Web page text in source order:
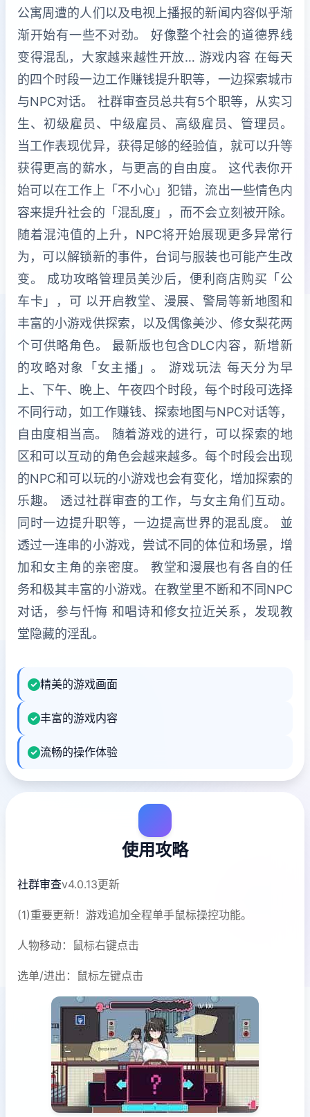
公寓周遭的人们以及电视上播报的新闻内容似乎渐
渐开始有一些不对劲。 好像整个社会的道德界线
变得混乱，大家越来越性开放… 游戏内容 在每天
的四个时段一边工作赚钱提升职等，一边探索城市
与NPC对话。 社群审查员总共有5个职等，从实习
生、初级雇员、中级雇员、高级雇员、管理员。
当工作表现优异，获得足够的经验值，就可以升等
获得更高的薪水，与更高的自由度。 这代表你开
始可以在工作上「不小心」犯错，流出一些情色内
容来提升社会的「混乱度」，而不会立刻被开除。
随着混沌值的上升，NPC将开始展现更多异常行
为，可以解锁新的事件，台词与服装也可能产生改
变。 成功攻略管理员美沙后，便利商店购买「公
车卡」，可 以开启教堂、漫展、警局等新地图和
丰富的小游戏供探索，以及偶像美沙、修女梨花两
个可供略角色。 最新版也包含DLC内容，新增新
的攻略对象「女主播」。 游戏玩法 每天分为早
上、下午、晚上、午夜四个时段，每个时段可选择
不同行动，如工作赚钱、探索地图与NPC对话等，
自由度相当高。 随着游戏的进行，可以探索的地
区和可以互动的角色会越来越多。每个时段会出现
的NPC和可以玩的小游戏也会有变化，增加探索的
乐趣。 透过社群审查的工作，与女主角们互动。
同时一边提升职等，一边提高世界的混乱度。 並
透过一连串的小游戏，尝试不同的体位和场景，增
加和女主角的亲密度。 教堂和漫展也有各自的任
务和极其丰富的小游戏。在教堂里不断和不同NPC
对话，参与忏悔 和唱诗和修女拉近关系，发现教
堂隐藏的淫乱。
精美的游戏画面
丰富的游戏内容
流畅的操作体验
使用攻略
社群审查v4.0.13更新
(1)重要更新！游戏追加全程单手鼠标操控功能。
人物移动：鼠标右键点击
选单/进出：鼠标左键点击